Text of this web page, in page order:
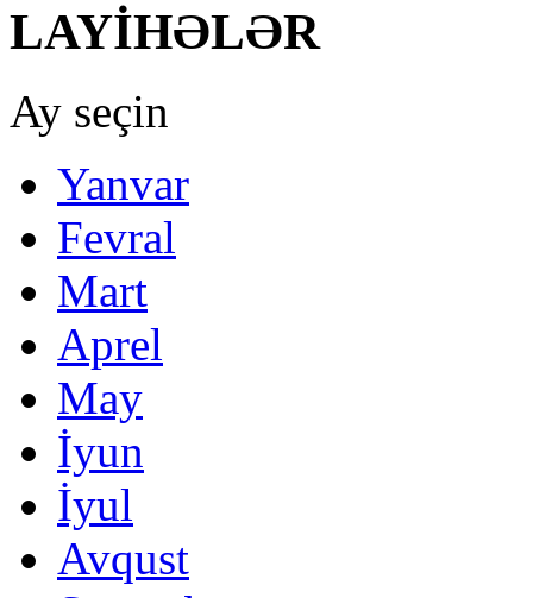
LAYİHƏLƏR
Ay seçin
Yanvar
Fevral
Mart
Aprel
May
İyun
İyul
Avqust